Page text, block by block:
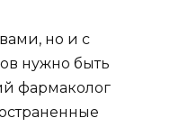
но и с
нужно быть
фармаколог